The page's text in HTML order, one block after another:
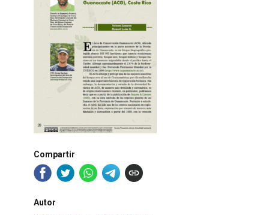
Compartir
Autor